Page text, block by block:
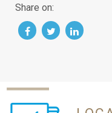
Share on: